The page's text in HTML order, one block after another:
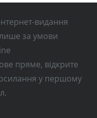
видання
за умови
пряме, відкрите
у першому